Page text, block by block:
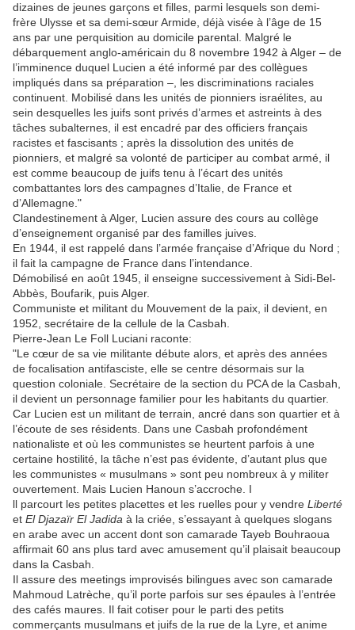
dizaines de jeunes garçons et filles, parmi lesquels son demi-
frère Ulysse et sa demi-sœur Armide, déjà visée à l’âge de 15
ans par une perquisition au domicile parental. Malgré le
débarquement anglo-américain du 8 novembre 1942 à Alger – de
l’imminence duquel Lucien a été informé par des collègues
impliqués dans sa préparation –, les discriminations raciales
continuent. Mobilisé dans les unités de pionniers israélites, au
sein desquelles les juifs sont privés d’armes et astreints à des
tâches subalternes, il est encadré par des officiers français
racistes et fascisants ; après la dissolution des unités de
pionniers, et malgré sa volonté de participer au combat armé, il
est comme beaucoup de juifs tenu à l’écart des unités
combattantes lors des campagnes d’Italie, de France et
d’Allemagne."
Clandestinement à Alger, Lucien assure des cours au collège
d’enseignement organisé par des familles juives.
En 1944, il est rappelé dans l’armée française d’Afrique du Nord ;
il fait la campagne de France dans l’intendance.
Démobilisé en août 1945, il enseigne successivement à Sidi-Bel-
Abbès, Boufarik, puis Alger.
Communiste et militant du Mouvement de la paix, il devient, en
1952, secrétaire de la cellule de la Casbah.
Pierre-Jean Le Foll Luciani raconte:
"Le cœur de sa vie militante débute alors, et après des années
de focalisation antifasciste, elle se centre désormais sur la
question coloniale. Secrétaire de la section du PCA de la Casbah,
il devient un personnage familier pour les habitants du quartier.
Car Lucien est un militant de terrain, ancré dans son quartier et à
l’écoute de ses résidents. Dans une Casbah profondément
nationaliste et où les communistes se heurtent parfois à une
certaine hostilité, la tâche n’est pas évidente, d’autant plus que
les communistes « musulmans » sont peu nombreux à y militer
ouvertement. Mais Lucien Hanoun s’accroche. I
ll parcourt les petites placettes et les ruelles pour y vendre Liberté
et El Djazaïr El Jadida à la criée, s’essayant à quelques slogans
en arabe avec un accent dont son camarade Tayeb Bouhraoua
affirmait 60 ans plus tard avec amusement qu’il plaisait beaucoup
dans la Casbah.
Il assure des meetings improvisés bilingues avec son camarade
Mahmoud Latrèche, qu’il porte parfois sur ses épaules à l’entrée
des cafés maures. Il fait cotiser pour le parti des petits
commerçants musulmans et juifs de la rue de la Lyre, et anime